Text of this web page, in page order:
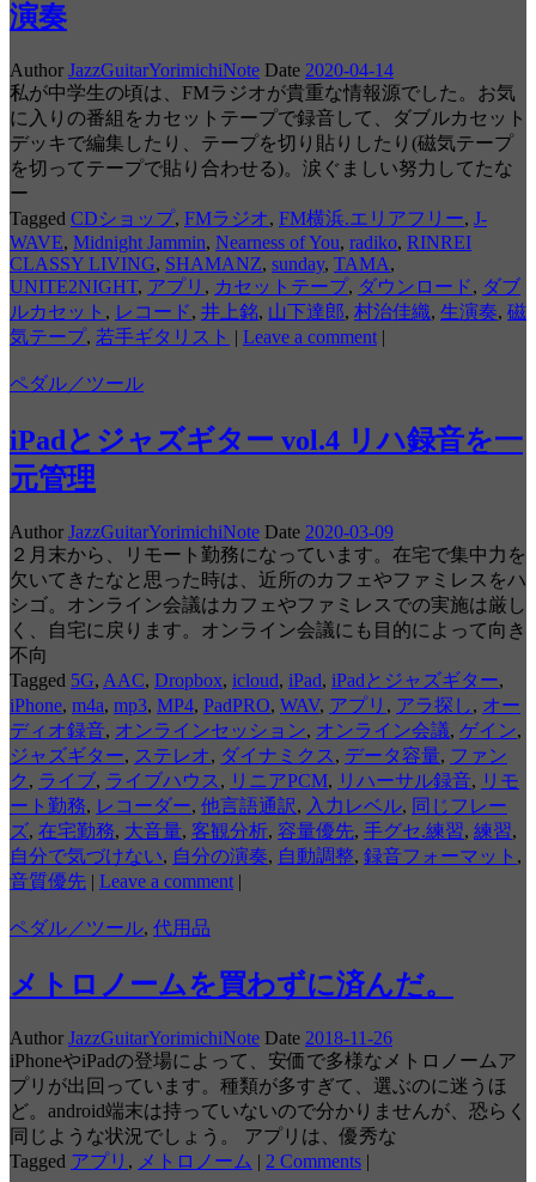
演奏
Author JazzGuitarYorimichiNote Date 2020-04-14
私が中学生の頃は、FMラジオが貴重な情報源でした。お気
に入りの番組をカセットテープで録音して、ダブルカセット
デッキで編集したり、テープを切り貼りしたり(磁気テープ
を切ってテープで貼り合わせる)。涙ぐましい努力してたな
ー
Tagged CDショップ, FMラジオ, FM横浜.エリアフリー, J-
WAVE, Midnight Jammin, Nearness of You, radiko, RINREI
CLASSY LIVING, SHAMANZ, sunday, TAMA,
UNITE2NIGHT, アプリ , カセットテープ, ダウンロード, ダブ
ルカセット , レコード, 井上銘, 山下達郎, 村治佳織, 生演奏, 磁
気テープ, 若手ギタリスト | Leave a comment |
ペダル／ツール
iPadとジャズギター vol.4 リハ録音を一
元管理
Author JazzGuitarYorimichiNote Date 2020-03-09
２月末から、リモート勤務になっています。在宅で集中力を
欠いてきたなと思った時は、近所のカフェやファミレスをハ
シゴ。オンライン会議はカフェやファミレスでの実施は厳し
く、自宅に戻ります。オンライン会議にも目的によって向き
不向
Tagged 5G, AAC, Dropbox, icloud, iPad, iPadとジャズギター,
iPhone, m4a, mp3, MP4, PadPRO, WAV, アプリ , アラ探し, オー
ディオ録音, オンラインセッション, オンライン会議, ゲイン,
ジャズギター, ステレオ, ダイナミクス , データ容量, ファン
ク , ライブ, ライブハウス , リニアPCM, リハーサル録音, リモ
ート勤務, レコーダー, 他言語通訳, 入力レベル, 同じフレー
ズ, 在宅勤務, 大音量, 客観分析, 容量優先, 手グセ.練習, 練習,
自分で気づけない, 自分の演奏, 自動調整, 録音フォーマット ,
音質優先 | Leave a comment |
ペダル／ツール, 代用品
メトロノームを買わずに済んだ。
Author JazzGuitarYorimichiNote Date 2018-11-26
iPhoneやiPadの登場によって、安価で多様なメトロノームア
プリが出回っています。種類が多すぎて、選ぶのに迷うほ
ど。android端末は持っていないので分かりませんが、恐らく
同じような状況でしょう。 アプリは、優秀な
Tagged アプリ , メトロノーム | 2 Comments |